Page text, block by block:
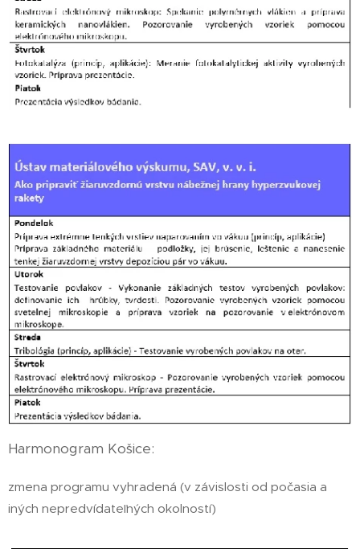
Harmonogram Košice:
zmena programu vyhradená (v závislosti od počasia a
iných nepredvídateľných okolností)